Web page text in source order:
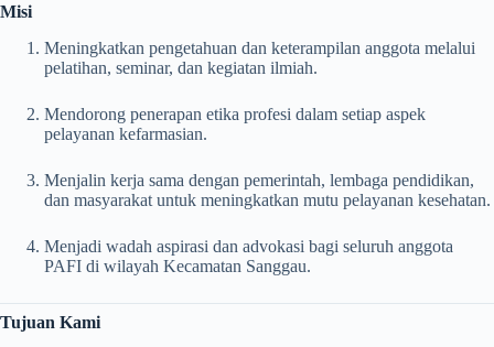
Misi
Meningkatkan pengetahuan dan keterampilan anggota melalui
pelatihan, seminar, dan kegiatan ilmiah.
Mendorong penerapan etika profesi dalam setiap aspek
pelayanan kefarmasian.
Menjalin kerja sama dengan pemerintah, lembaga pendidikan,
dan masyarakat untuk meningkatkan mutu pelayanan kesehatan.
Menjadi wadah aspirasi dan advokasi bagi seluruh anggota
PAFI di wilayah Kecamatan Sanggau.
Tujuan Kami